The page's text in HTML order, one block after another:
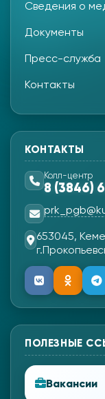
Сведения о
Документы
Пресс-служба
Контакты
КОНТАКТЫ
Колл-центр
8 (3846)
653045,
ПОЛЕЗНЫЕ
Вакансии